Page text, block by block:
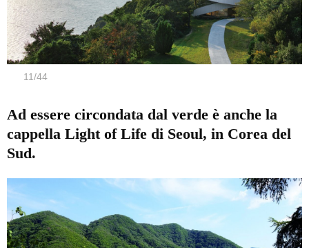
11/44
Ad essere circondata dal verde è anche la
cappella Light of Life di Seoul, in Corea del
Sud.